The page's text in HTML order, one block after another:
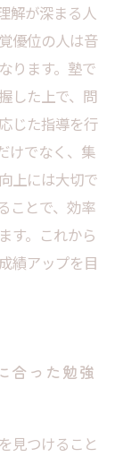
解が深まる人
優位の人は音
ります。塾で
した上で、問
じた指導を行
けでなく、集
上には大切で
ことで、効率
す。これから
績アップを目
合った勉強
見つけること